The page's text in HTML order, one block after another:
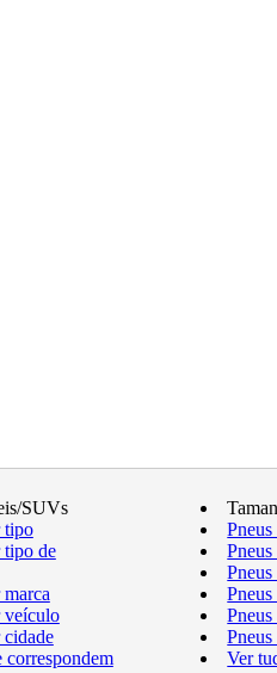
SUVs
tipo
tipo de
veículo
cidade
correspondem
Ver